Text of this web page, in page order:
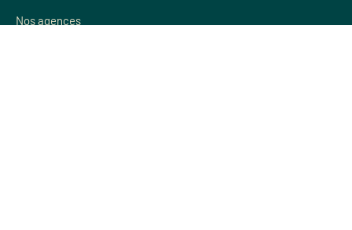
Nos agences